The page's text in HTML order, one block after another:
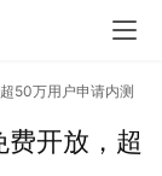
50万用户申请内测
开放，超